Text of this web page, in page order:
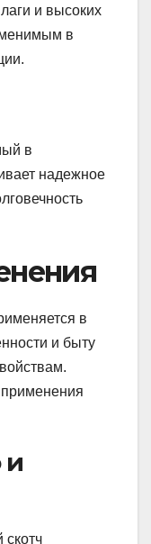
и высоких
в
в
надежное
в
и быту
и
скотч